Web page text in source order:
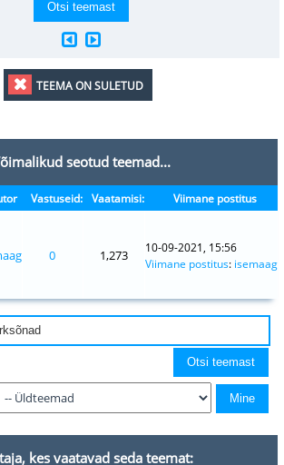
TEEMA ON SULETUD
seotud teemad...
Vastuseid: Vaatamisi: Viimane postitus
0 1,273
10-09-2021, 15:56
Viimane postitus: isemaag
kes vaatavad seda teemat: